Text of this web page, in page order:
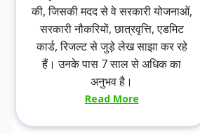
की, जिसकी मदद से वे सरकारी योजनाओं,
सरकारी नौकरियों, छात्रवृत्ति, एडमिट
कार्ड, रिजल्ट से जुड़े लेख साझा कर रहे
हैं। उनके पास 7 साल से अधिक का
अनुभव है।
Read More